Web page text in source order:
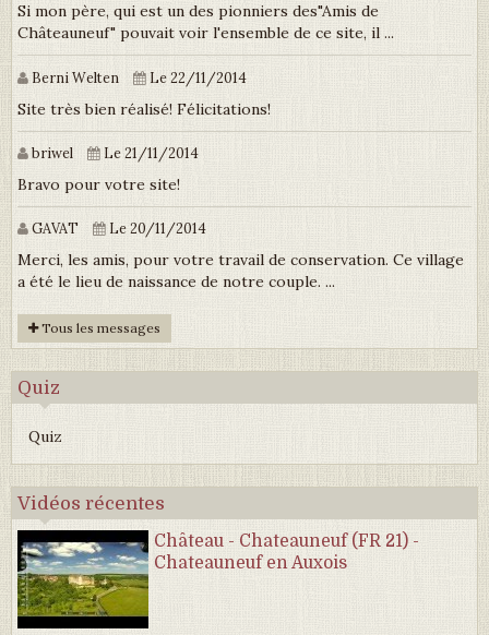
Si mon père, qui est un des pionniers des"Amis de
Châteauneuf" pouvait voir l'ensemble de ce site, il ...
Berni Welten Le 22/11/2014
Site très bien réalisé! Félicitations!
briwel Le 21/11/2014
Bravo pour votre site!
GAVAT Le 20/11/2014
Merci, les amis, pour votre travail de conservation. Ce village
a été le lieu de naissance de notre couple. ...
Tous les messages
Quiz
Quiz
Vidéos récentes
Château - Chateauneuf (FR 21) -
Chateauneuf en Auxois